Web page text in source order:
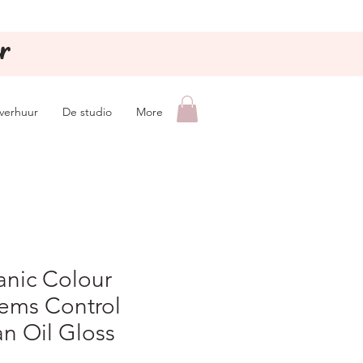
De studio More
Colour
Control
Oil Gloss